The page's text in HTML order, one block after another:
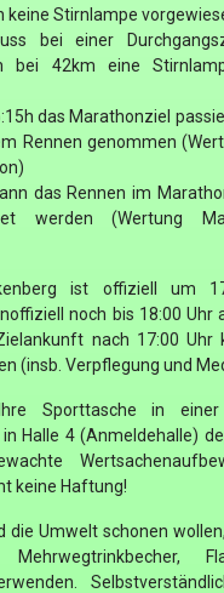
keine Stirnlampe
bei einer
bei 42km eine
das Marathonziel
Rennen genommen
das Rennen im
werden (Wertung
ist offiziell um
noch bis 18:00 Uhr
nach 17:00 Uhr
(insb. Verpflegung und
Sporttasche in einer
Halle 4 (Anmeldehalle)
keine Haftung!
die Umwelt schonen
Mehrwegtrinkbecher,